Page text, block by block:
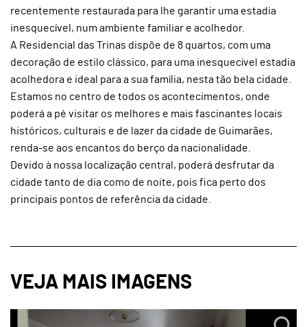
recentemente restaurada para lhe garantir uma estadia
inesquecível, num ambiente familiar e acolhedor.
A Residencial das Trinas dispõe de 8 quartos, com uma
decoração de estilo clássico, para uma inesquecível estadia
acolhedora e ideal para a sua família, nesta tão bela cidade.
Estamos no centro de todos os acontecimentos, onde
poderá a pé visitar os melhores e mais fascinantes locais
históricos, culturais e de lazer da cidade de Guimarães,
renda-se aos encantos do berço da nacionalidade.
Devido à nossa localização central, poderá desfrutar da
cidade tanto de dia como de noite, pois fica perto dos
principais pontos de referência da cidade.